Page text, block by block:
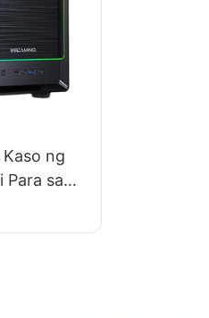
ng
Para sa
Mga